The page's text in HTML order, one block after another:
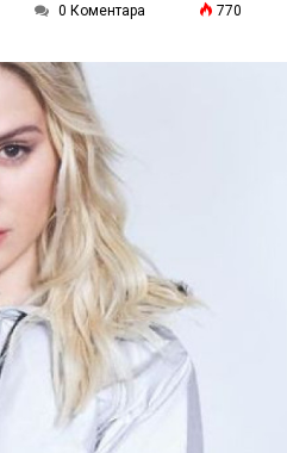
0 Коментара 770